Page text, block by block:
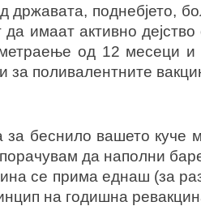
државата, поднебјето,
имаат активно
од 12 месеци и
за поливалентните
за беснило вашето куче
да наполни
се прима еднаш (за
на годишна